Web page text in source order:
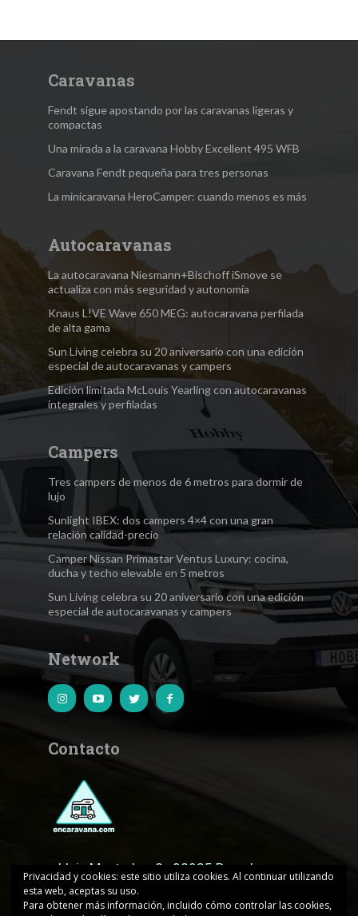
Caravanas
Fendt sigue apostando por las caravanas ligeras y
compactas
Una mirada a la caravana Hobby Excellent 495 WFB
Caravana Fendt pequeña para tres personas
La minicaravana HeroCamper: cuando menos es más
Autocaravanas
La autocaravana Niesmann+Bischoff iSmove se
actualiza con más seguridad y autonomía
Knaus L!VE Wave 650 MEG: autocaravana perfilada
de alta gama
Sun Living celebra su 20 aniversario con una edición
especial de autocaravanas y campers
Edición limitada McLouis Yearling con autocaravanas
integrales y perfiladas
Campers
Tres campers de menos de 6 metros para dormir de
lujo
Sunlight IBEX: dos campers 4×4 con una gran
relación calidad-precio
Camper Nissan Primastar Ventus Luxury: cocina,
ducha y techo elevable en 5 metros
Sun Living celebra su 20 aniversario con una edición
especial de autocaravanas y campers
Network
Contacto
c.Lluis Muntadas, 8 · 08035 Barcelona
encaravana@edicionesjd.com
Privacidad y cookies: este sitio utiliza cookies. Al continuar utilizando
esta web, aceptas su uso.
Para obtener más información, incluido cómo controlar las cookies,